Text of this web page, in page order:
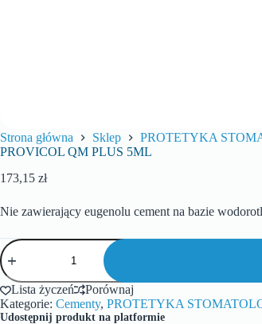
Strona główna Sklep PROTETYKA
PROVICOL QM PLUS 5ML
173,15 zł
Nie zawierający eugenolu cement na bazie
Lista życzeń
Porównaj
Kategorie: Cementy, PROTETYKA
Udostępnij produkt na platformie